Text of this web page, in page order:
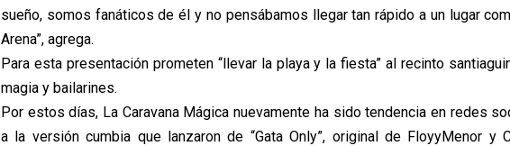
sueño, somos fanáticos de él y no pensábamos llegar tan rápido a un lugar
Arena”, agrega.
Para esta presentación prometen “llevar la playa y la fiesta” al recinto
magia y bailarines.
Por estos días, La Caravana Mágica nuevamente ha sido tendencia en redes
a la versión cumbia que lanzaron de “Gata Only”, original de FloyyMenor y